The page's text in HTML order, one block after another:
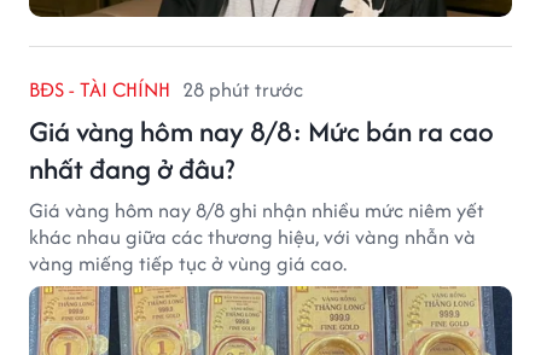
BĐS - TÀI CHÍNH 28 phút trước
Giá vàng hôm nay 8/8: Mức bán ra cao
nhất đang ở đâu?
Giá vàng hôm nay 8/8 ghi nhận nhiều mức niêm yết
khác nhau giữa các thương hiệu, với vàng nhẫn và
vàng miếng tiếp tục ở vùng giá cao.